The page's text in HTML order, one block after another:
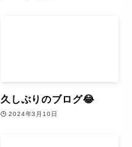
久しぶりのブログ😂
2024年3月10日